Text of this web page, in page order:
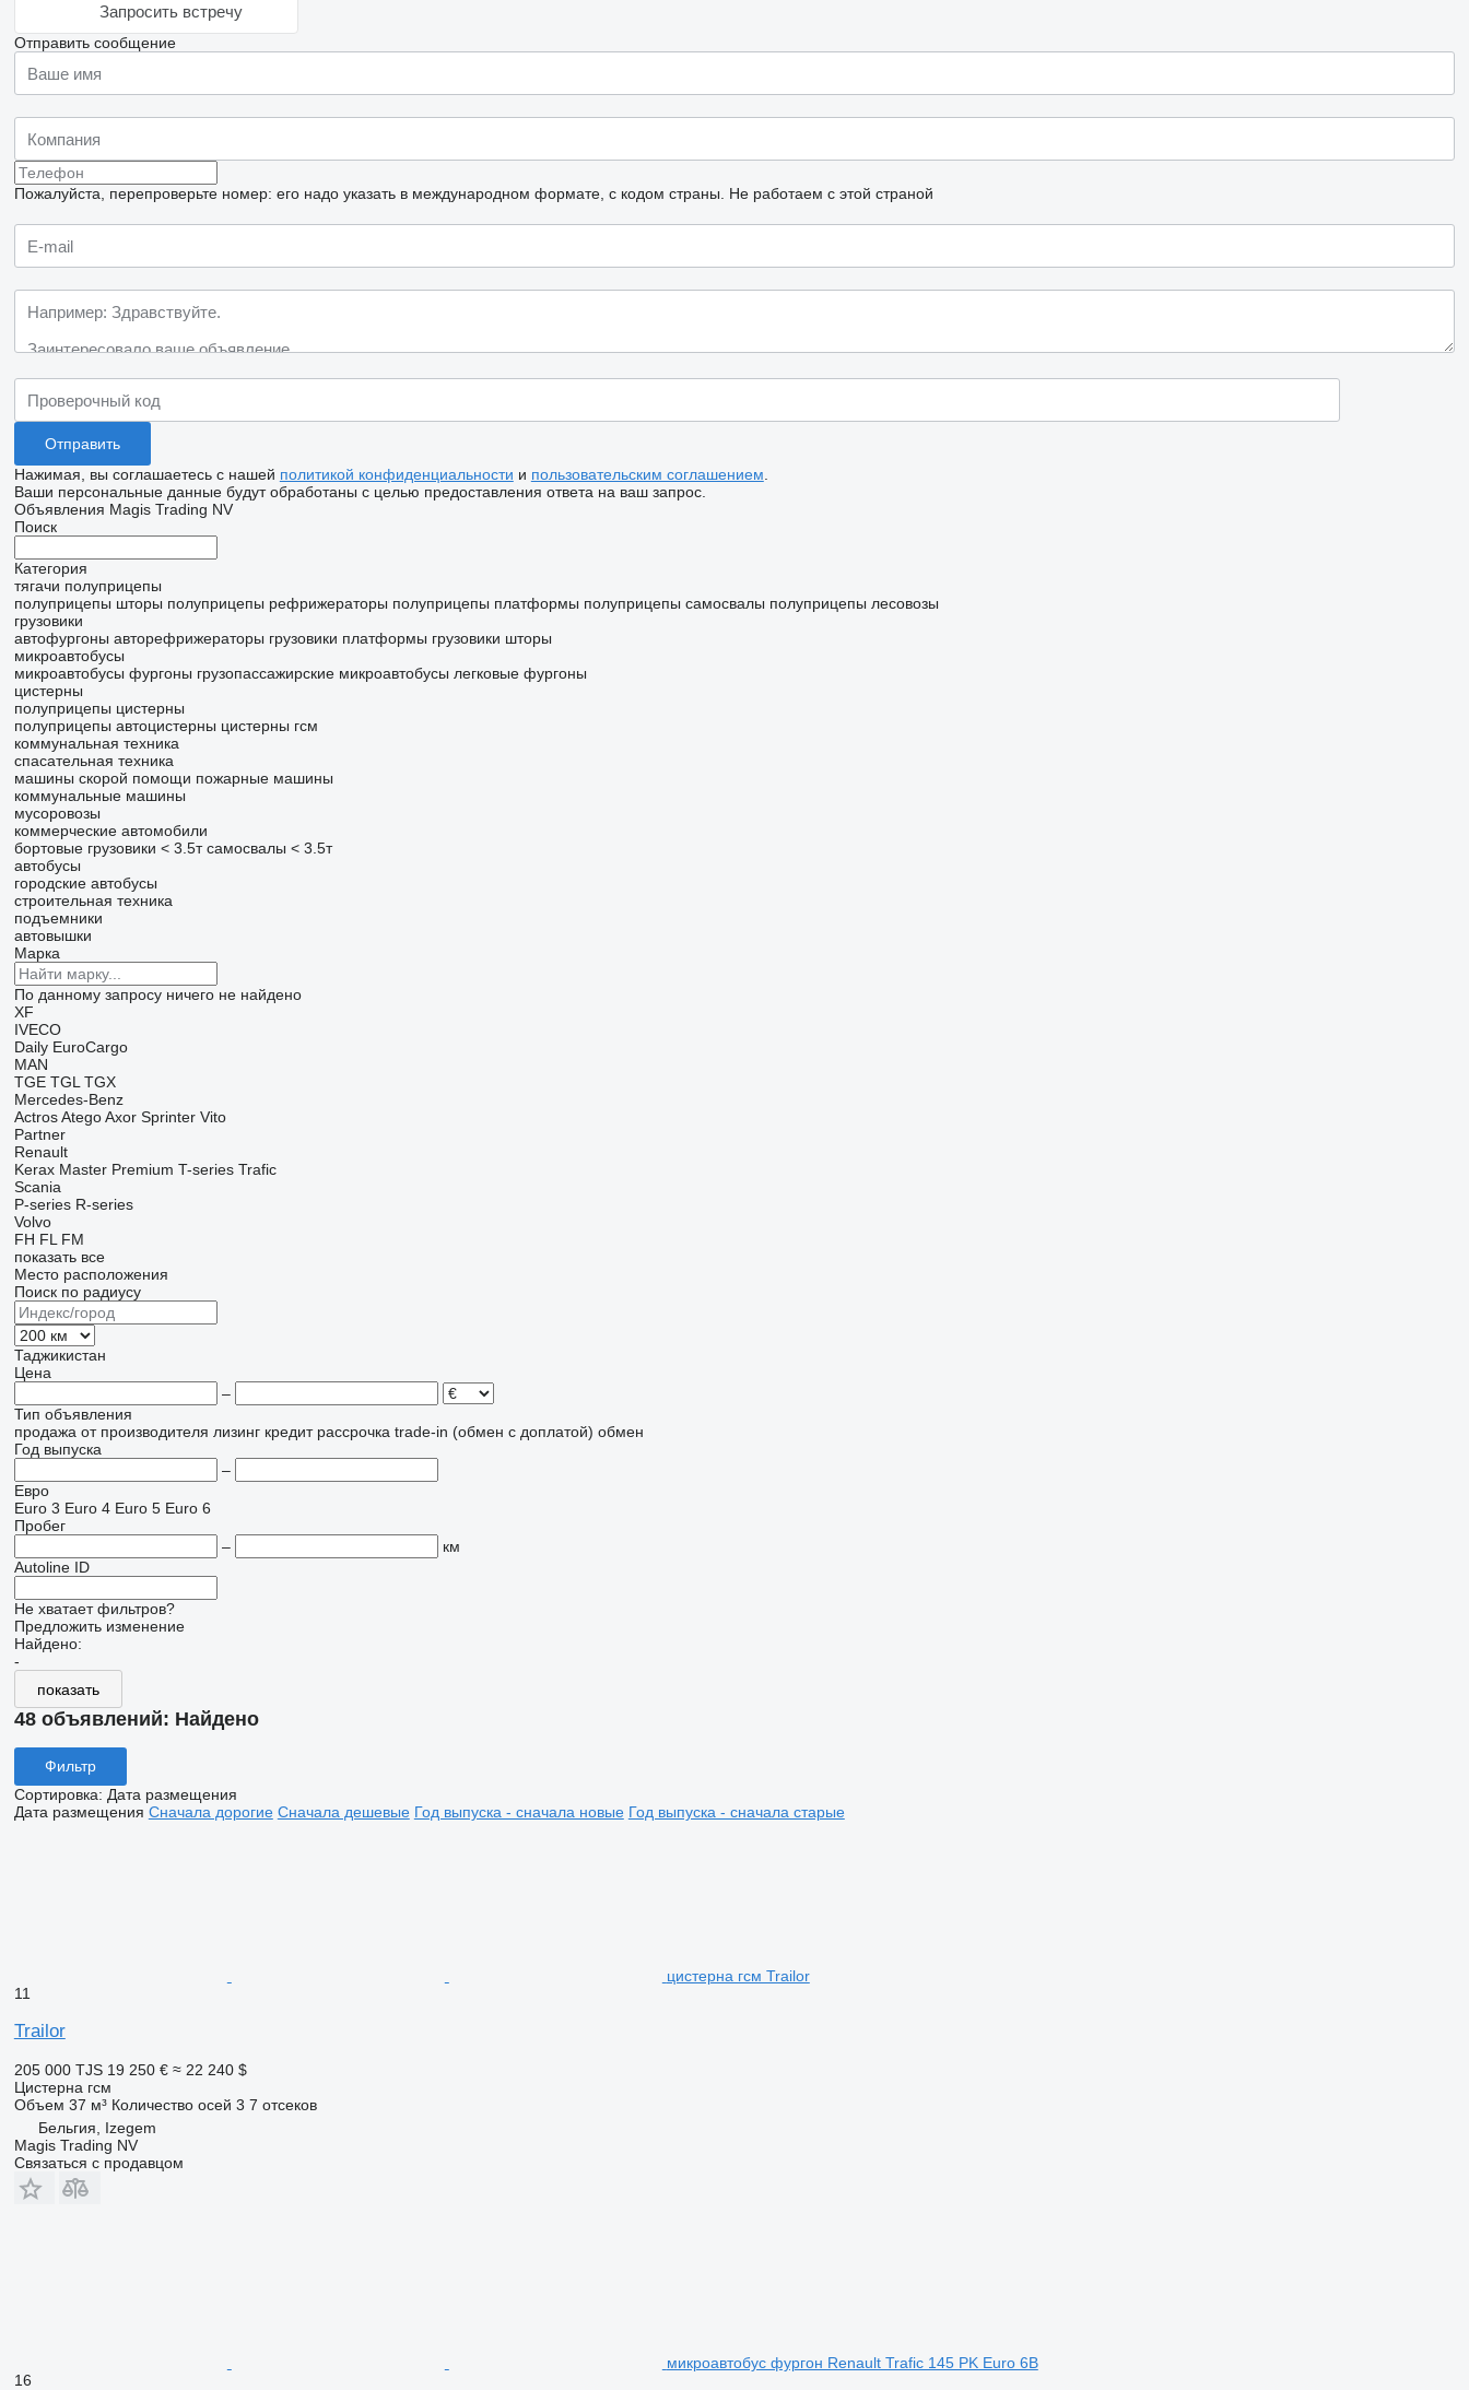
Запросить встречу
Отправить сообщение
Пожалуйста, перепроверьте номер: его надо указать в международном формате, с кодом страны. Не работаем с этой страной
Нажимая, вы соглашаетесь с нашей политикой конфиденциальности и пользовательским соглашением
Ваши персональные данные будут обработаны с целью предоставления ответа на ваш запрос.
Объявления Magis Trading NV
Поиск
Категория
тягачи полуприцепы
полуприцепы шторы полуприцепы рефрижераторы полуприцепы платформы полуприцепы самосвалы полуприцепы лесовозы
грузовики
автофургоны авторефрижераторы грузовики платформы грузовики шторы
микроавтобусы
микроавтобусы фургоны грузопассажирские микроавтобусы легковые фургоны
цистерны
полуприцепы цистерны
полуприцепы автоцистерны цистерны гсм
коммунальная техника
спасательная техника
машины скорой помощи пожарные машины
коммунальные машины
мусоровозы
коммерческие автомобили
бортовые грузовики < 3.5т самосвалы < 3.5т
автобусы
городские автобусы
строительная техника
подъемники
автовышки
Марка
По данному запросу ничего не найдено
XF
IVECO
Daily EuroCargo
MAN
TGE TGL TGX
Mercedes-Benz
Actros Atego Axor Sprinter Vito
Partner
Renault
Kerax Master Premium T-series Trafic
Scania
P-series R-series
Volvo
FH FL FM
показать все
Место расположения
Поиск по радиусу
Таджикистан
Цена
–
Тип объявления
продажа от производителя лизинг кредит рассрочка trade-in (обмен с доплатой) обмен
Год выпуска
–
Евро
Euro 3 Euro 4 Euro 5 Euro 6
Пробег
–
км
Autoline ID
Не хватает фильтров?
Предложить изменение
Найдено:
-
показать
48 объявлений: Найдено
Фильтр
Сортировка: Дата размещения
Дата размещения Сначала дорогие Сначала дешевые Год выпуска - сначала новые Год выпуска - сначала старые
цистерна гсм Trailor
11
Trailor
205 000 TJS 19 250 € ≈ 22 240 $
Цистерна гсм
Объем 37 м³ Количество осей 3 7 отсеков
Бельгия, Izegem
Magis Trading NV
Связаться с продавцом
микроавтобус фургон Renault Trafic 145 PK Euro 6B
16